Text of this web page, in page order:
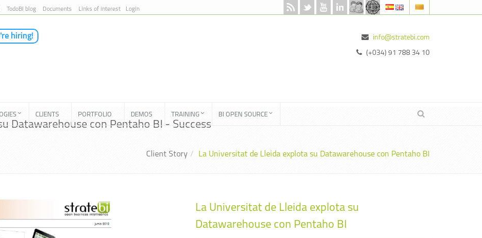
TodoBI blog Documents Links of interest Login
hiring!
info@stratebi.com
(+034) 91 788 34 10
CLIENTS PORTFOLIO DEMOS TRAINING BI OPEN SOURCE
Datawarehouse con Pentaho BI - Success
Client Story La Universitat de Lleida explota su Datawarehouse con Pentaho BI
La Universitat de Lleida explota su
Datawarehouse con Pentaho BI